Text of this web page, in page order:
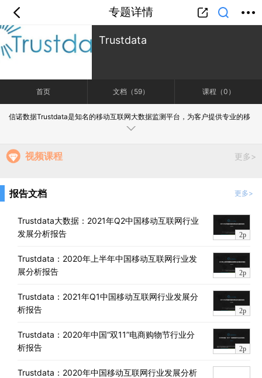
专题详情
首页 分类 专题
课堂
中小学
金融 汽车
Trustdata
首页 文档（59） 课程（0）
信诺数据Trustdata是知名的移动互联网大数据监测平台，为客户提供专业的移
动端各领域数据产品、咨询等专业服务。
视频课程 更多>
报告文档 更多>
2p
Trustdata大数据：2021年Q2中国移动互联网行业
发展分析报告
2p
Trustdata：2020年上半年中国移动互联网行业发
展分析报告
2p
Trustdata：2021年Q1中国移动互联网行业发展分
析报告
2p
Trustdata：2020年中国“双11”电商购物节行业分
析报告
Trustdata：2020年中国移动互联网行业发展分析